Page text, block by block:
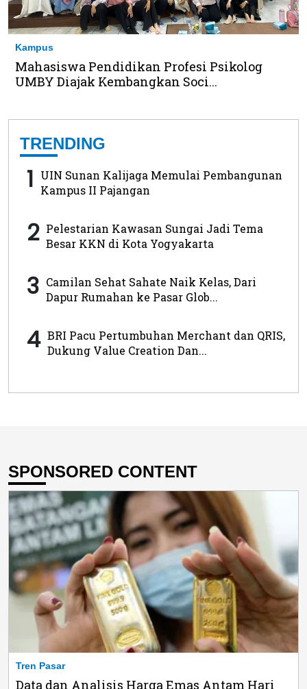
Kampus
Mahasiswa Pendidikan Profesi Psikolog
UMBY Diajak Kembangkan Soci...
TRENDING
1 UIN Sunan Kalijaga Memulai Pembangunan
Kampus II Pajangan
2 Pelestarian Kawasan Sungai Jadi Tema
Besar KKN di Kota Yogyakarta
3 Camilan Sehat Sahate Naik Kelas, Dari
Dapur Rumahan ke Pasar Glob...
4 BRI Pacu Pertumbuhan Merchant dan QRIS,
Dukung Value Creation Dan...
SPONSORED CONTENT
Tren Pasar
Data dan Analisis Harga Emas Antam Hari